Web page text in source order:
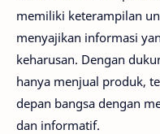
memiliki keterampilan
menyajikan informasi
keharusan. Dengan
hanya menjual produk,
depan bangsa dengan
dan informatif.